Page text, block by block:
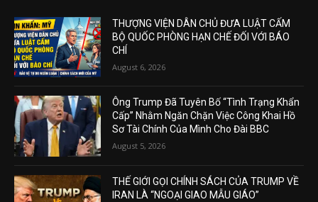
THƯỢNG VIỆN DÂN CHỦ ĐƯA LUẬT CẤM
BỘ QUỐC PHÒNG HẠN CHẾ ĐỐI VỚI BÁO
CHÍ
August 6, 2026
Ông Trump Đã Tuyên Bố “Tình Trạng Khẩn
Cấp” Nhằm Ngăn Chặn Việc Công Khai Hồ
Sơ Tài Chính Của Mình Cho Đài BBC
August 5, 2026
THẾ GIỚI GỌI CHÍNH SÁCH CỦA TRUMP VỀ
IRAN LÀ “NGOẠI GIAO MẪU GIÁO”